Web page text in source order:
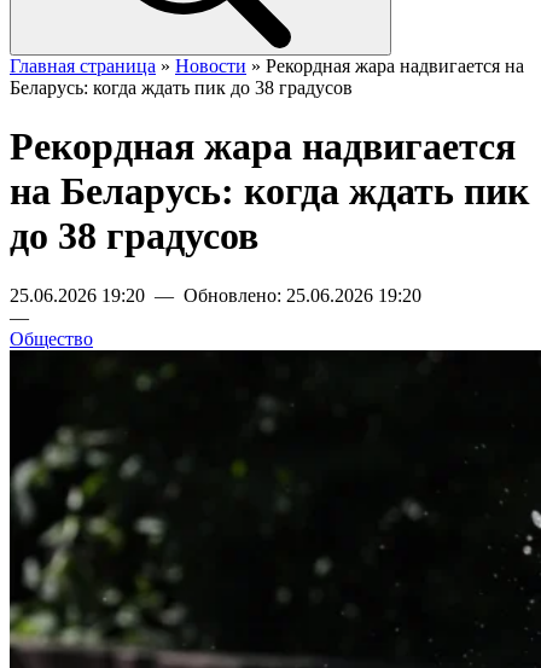
Главная страница » Новости » Рекордная жара надвигается на
Беларусь: когда ждать пик до 38 градусов
Рекордная жара надвигается
на Беларусь: когда ждать пик
до 38 градусов
25.06.2026 19:20 — Обновлено: 25.06.2026 19:20
—
Общество